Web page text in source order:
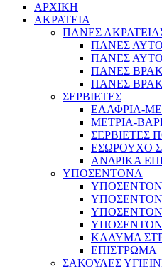
ΑΡΧΙΚΗ
ΑΚΡΑΤΕΙΑ
ΠΑΝΕΣ
ΠΑΝΕΣ
ΠΑΝΕΣ
ΠΑΝΕΣ
ΠΑΝΕΣ
ΣΕΡΒΙΕΤΕΣ
ΕΛΑΦΡΙΑ-
ΜΕΤΡΙΑ-
ΣΕΡΒΙΕΤΕΣ
ΕΣΩΡΟΥΧΟ
ΑΝΔΡΙΚΑ
ΥΠΟΣΕΝΤΟΝΑ
ΚΑΛΥΜΑ
ΕΠΙΣΤΡΩΜΑ
ΣΑΚΟΥΛΕΣ